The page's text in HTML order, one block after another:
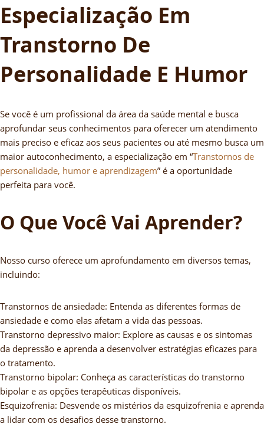
Especialização Em
Transtorno De
Personalidade E Humor
Se você é um profissional da área da saúde mental e busca
aprofundar seus conhecimentos para oferecer um atendimento
mais preciso e eficaz aos seus pacientes ou até mesmo busca um
maior autoconhecimento, a especialização em “Transtornos de
personalidade, humor e aprendizagem” é a oportunidade
perfeita para você.
O Que Você Vai Aprender?
Nosso curso oferece um aprofundamento em diversos temas,
incluindo:
Transtornos de ansiedade: Entenda as diferentes formas de
ansiedade e como elas afetam a vida das pessoas.
Transtorno depressivo maior: Explore as causas e os sintomas
da depressão e aprenda a desenvolver estratégias eficazes para
o tratamento.
Transtorno bipolar: Conheça as características do transtorno
bipolar e as opções terapêuticas disponíveis.
Esquizofrenia: Desvende os mistérios da esquizofrenia e aprenda
a lidar com os desafios desse transtorno.